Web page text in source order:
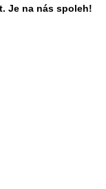
Je na nás spoleh!